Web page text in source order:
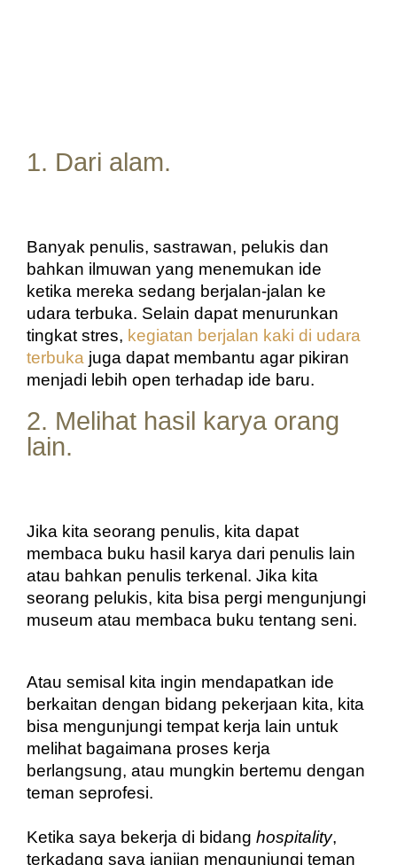
1. Dari alam.
Banyak penulis, sastrawan, pelukis dan
bahkan ilmuwan yang menemukan ide
ketika mereka sedang berjalan-jalan ke
udara terbuka. Selain dapat menurunkan
tingkat stres, kegiatan berjalan kaki di udara
terbuka juga dapat membantu agar pikiran
menjadi lebih open terhadap ide baru.
2. Melihat hasil karya orang
lain.
Jika kita seorang penulis, kita dapat
membaca buku hasil karya dari penulis lain
atau bahkan penulis terkenal. Jika kita
seorang pelukis, kita bisa pergi mengunjungi
museum atau membaca buku tentang seni.
Atau semisal kita ingin mendapatkan ide
berkaitan dengan bidang pekerjaan kita, kita
bisa mengunjungi tempat kerja lain untuk
melihat bagaimana proses kerja
berlangsung, atau mungkin bertemu dengan
teman seprofesi.
Ketika saya bekerja di bidang hospitality,
terkadang saya janjian mengunjungi teman